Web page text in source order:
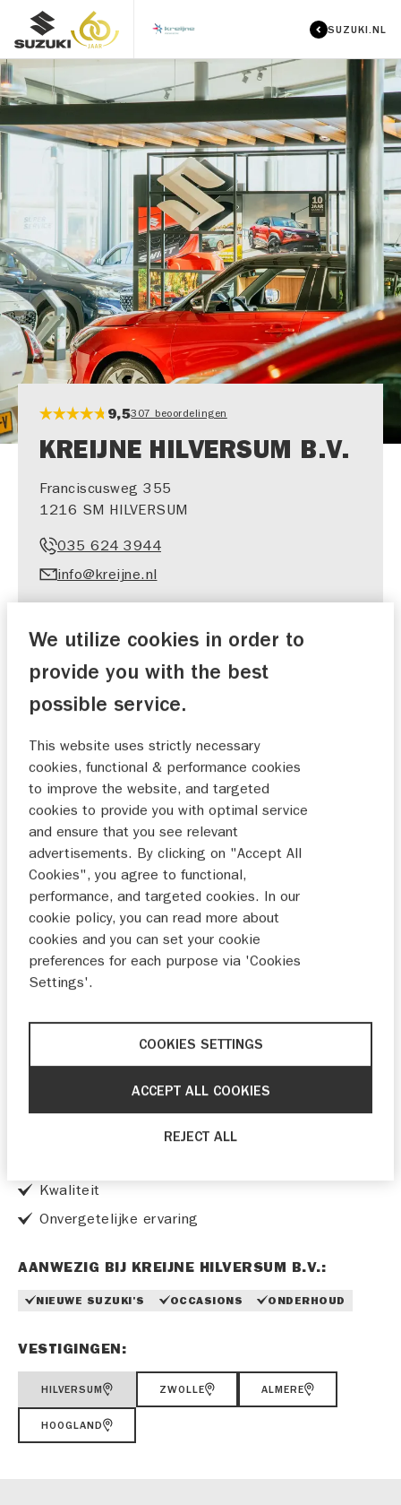
SUZUKI.NL
9,5307 beoordelingen
KREIJNE HILVERSUM B.V.
Franciscusweg 355
1216 SM HILVERSUM
035 624 3944
info@kreijne.nl
AFSPRAAK
INRUILEN PROEFRIT
WELKOM BIJ AUTOBEDRIJF KREIJNE, UW
MOBILITEITSPARTNER IN DE REGIO
AMERSFOORT EN HILVERSUM.
Dorpse gemoedelijkheid en professionele service,
dat zijn onze kernwaarden. We zijn dealer van Suzuki
ook trots dat we dit mooie merk mogen
graag als je op zoek bent naar een mooie occasion.
Kwaliteit
Onvergetelijke ervaring
AANWEZIG BIJ KREIJNE HILVERSUM B.V.:
NIEUWE SUZUKI'S OCCASIONS ONDERHOUD
VESTIGINGEN:
HILVERSUM ZWOLLE ALMERE
HOOGLAND
We utilize cookies in order to
provide you with the best
possible service.
This website uses strictly necessary
cookies, functional & performance cookies
to improve the website, and targeted
cookies to provide you with optimal service
and ensure that you see relevant
advertisements. By clicking on "Accept All
Cookies", you agree to functional,
performance, and targeted cookies. In our
cookie policy, you can read more about
cookies and you can set your cookie
preferences for each purpose via 'Cookies
Settings'.
COOKIES SETTINGS
REJECT ALL
ACCEPT ALL COOKIES